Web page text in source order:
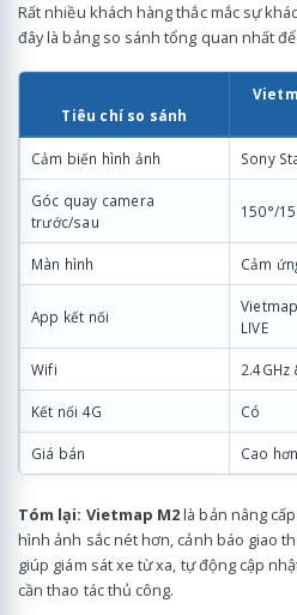
Rất nhiều khách hàng thắc mắc sự
đây là bảng so sánh tổng quan nhất
Tiêu chí so sánh
Cảm biến hình ảnh Sony
Góc quay camera
trước/sau
150°/
Màn hình Cảm
App kết nối
LIVE
Wifi 2.4GHz
Kết nối 4G Có
Giá bán Cao hơn
Tóm lại: Vietmap M2là bản nâng
hình ảnh sắc nét hơn, cảnh báo giao
giúp giám sát xe từ xa, tự động cập
cần thao tác thủ công.